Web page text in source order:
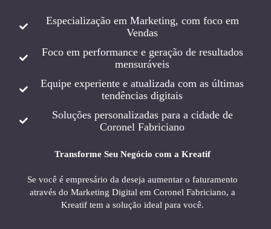
Especialização em Marketing, com foco em
Vendas
Foco em performance e geração de resultados
mensuráveis
Equipe experiente e atualizada com as últimas
tendências digitais
Soluções personalizadas para a cidade de
Coronel Fabriciano
Transforme Seu Negócio com a Kreatif
Se você é empresário da deseja aumentar o faturamento
através do Marketing Digital em Coronel Fabriciano, a
Kreatif tem a solução ideal para você.